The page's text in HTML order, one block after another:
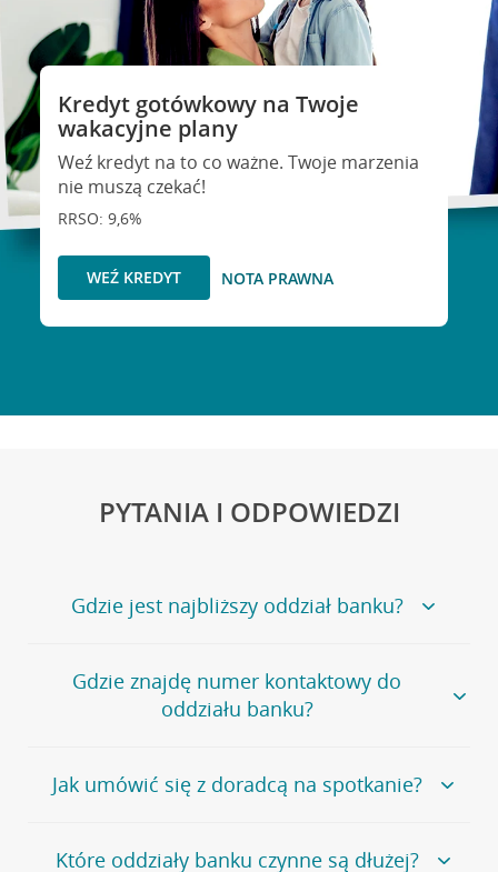
Kredyt gotówkowy na Twoje
wakacyjne plany
Weź kredyt na to co ważne. Twoje marzenia
nie muszą czekać!
RRSO: 9,6%
WEŹ KREDYT NOTA PRAWNA
PYTANIA I ODPOWIEDZI
Gdzie jest najbliższy oddział banku?
Jeśli szukasz oddziału naszego banku, zapraszamy na
stronęPlacówki i bankomaty, na której znajduje się
wygodna wyszukiwarka.
oddziałów
Gdzie znajdę numer kontaktowy do
oddziału banku?
Bank Credit Agricole nie udostępnia ogólnego numeru
telefonu do placówki bankowej.
umówienia się z doradcą w placówce bankowej .
Jak umówić się z doradcą na spotkanie?
Jeśli jesteś już naszym
Które oddziały banku czynne są dłużej?